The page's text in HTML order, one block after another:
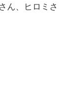
ん、ヒロミさ